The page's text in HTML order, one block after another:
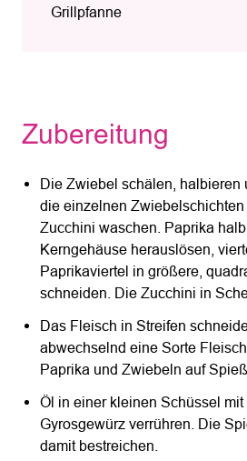
Grillpfanne
Zubereitung
Die Zwiebel schälen, halbieren
die einzelnen
Zucchini waschen. Paprika
Kerngehäuse herauslösen,
Paprikaviertel in größere,
schneiden. Die Zucchini in
Das Fleisch in Streifen
abwechselnd eine Sorte
Paprika und Zwiebeln auf
Öl in einer kleinen Schüssel
Gyrosgewürz verrühren. Die
damit bestreichen.